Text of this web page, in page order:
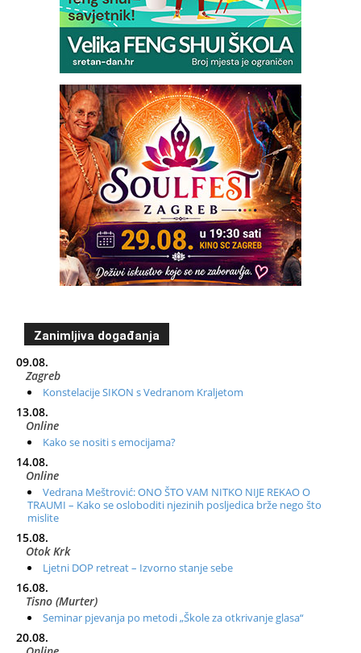
Zanimljiva događanja
09.08.
Zagreb
Konstelacije SIKON s Vedranom Kraljetom
13.08.
Online
Kako se nositi s emocijama?
14.08.
Online
Vedrana Meštrović: ONO ŠTO VAM NITKO NIJE REKAO O
TRAUMI – Kako se osloboditi njezinih posljedica brže nego što
mislite
15.08.
Otok Krk
Ljetni DOP retreat – Izvorno stanje sebe
16.08.
Tisno (Murter)
Seminar pjevanja po metodi „Škole za otkrivanje glasa“
20.08.